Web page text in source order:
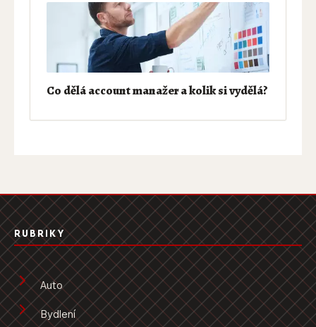
Co dělá account manažer a kolik si vydělá?
RUBRIKY
Auto
Bydlení